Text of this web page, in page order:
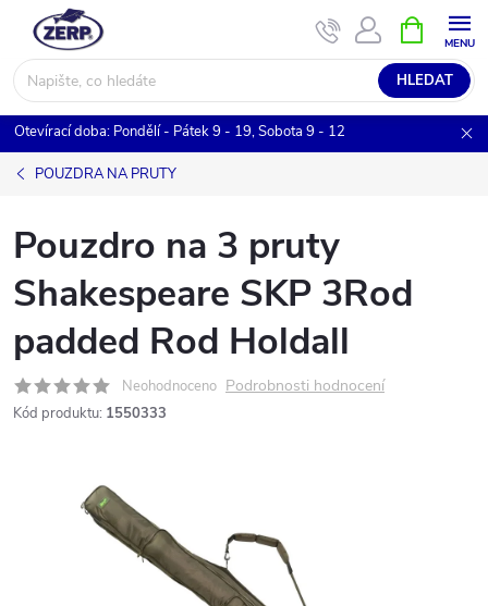
obsah
HLEDAT
NÁKUPNÍ
KOŠÍK
Otevírací doba: Pondělí - Pátek 9 - 19, Sobota 9 - 12
POUZDRA NA PRUTY
Pouzdro na 3 pruty
Shakespeare SKP 3Rod
padded Rod Holdall
Neohodnoceno Podrobnosti hodnocení
Kód produktu: 1550333